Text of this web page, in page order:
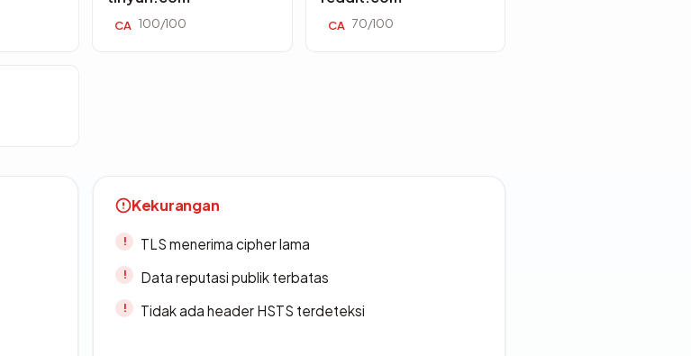
CA 100/100 CA 70/100
Kekurangan
TLS menerima cipher lama
Data reputasi publik terbatas
Tidak ada header HSTS terdeteksi